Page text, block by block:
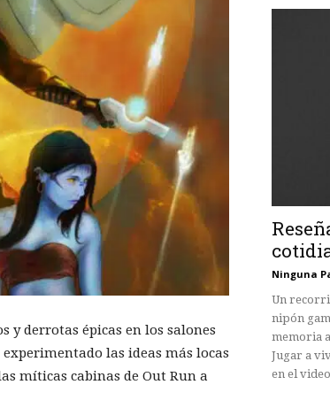
y derrotas épicas en los salones
las ideas más locas
míticas cabinas de Out Run a
Ninguna
Un
nipón
memoria
Jugar a
en el